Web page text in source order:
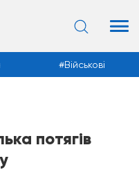
Військові
потягів